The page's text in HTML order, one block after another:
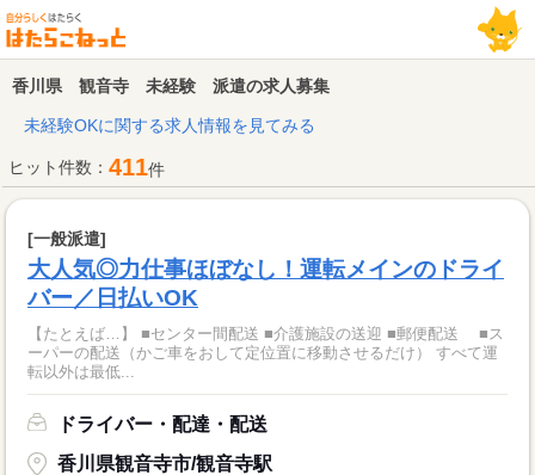
香川県 観音寺 未経験 派遣の求人募集
未経験OKに関する求人情報を見てみる
ヒット件数： 411件
[一般派遣]
大人気◎力仕事ほぼなし！運転メインのドライ
バー／日払いOK
【たとえば…】 ■センター間配送 ■介護施設の送迎 ■郵便配送 ■ス
ーパーの配送（かご車をおして定位置に移動させるだけ） すべて運
転以外は最低...
ドライバー・配達・配送
香川県観音寺市/観音寺駅